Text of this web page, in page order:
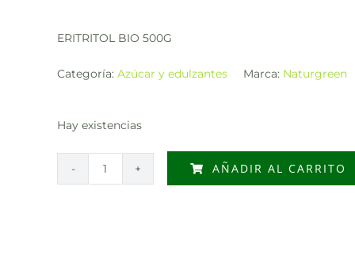
ERITRITOL BIO 500G
Categoría: Azúcar y edulzantes Marca: Naturgreen
Hay existencias
ERITRITOL
AÑADIR AL CARRITO